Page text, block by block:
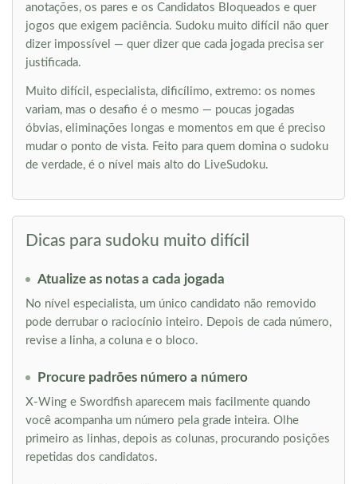
anotações, os pares e os Candidatos Bloqueados e quer
jogos que exigem paciência. Sudoku muito difícil não quer
dizer impossível — quer dizer que cada jogada precisa ser
justificada.
Muito difícil, especialista, dificílimo, extremo: os nomes
variam, mas o desafio é o mesmo — poucas jogadas
óbvias, eliminações longas e momentos em que é preciso
mudar o ponto de vista. Feito para quem domina o sudoku
de verdade, é o nível mais alto do LiveSudoku.
Dicas para sudoku muito difícil
Atualize as notas a cada jogada
No nível especialista, um único candidato não removido
pode derrubar o raciocínio inteiro. Depois de cada número,
revise a linha, a coluna e o bloco.
Procure padrões número a número
X-Wing e Swordfish aparecem mais facilmente quando
você acompanha um número pela grade inteira. Olhe
primeiro as linhas, depois as colunas, procurando posições
repetidas dos candidatos.